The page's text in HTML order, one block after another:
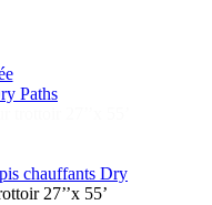
Paths
chauffants Dry
27’’x 55’